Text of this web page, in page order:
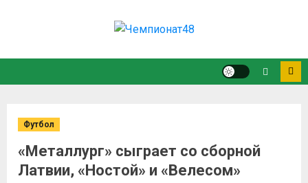
Футбол
«Металлург» сыграет со сборной
Латвии, «Ностой» и «Велесом»